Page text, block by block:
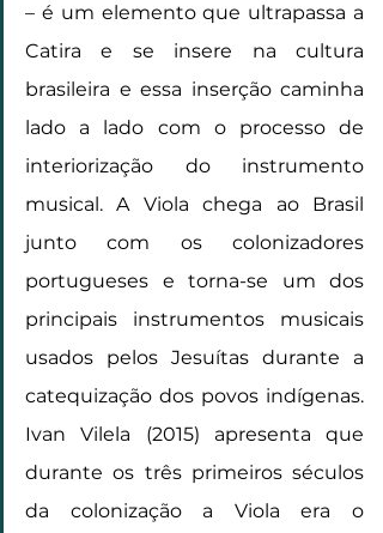
– é um elemento que ultrapassa a
Catira e se insere na cultura
brasileira e essa inserção caminha
lado a lado com o processo de
interiorização do instrumento
musical. A Viola chega ao Brasil
junto com os colonizadores
portugueses e torna-se um dos
principais instrumentos musicais
usados pelos Jesuítas durante a
catequização dos povos indígenas.
Ivan Vilela (2015) apresenta que
durante os três primeiros séculos
da colonização a Viola era o